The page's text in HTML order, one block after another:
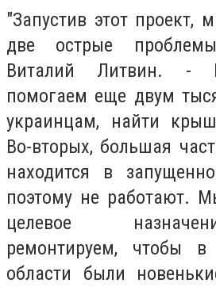
"Запустив этот проект,
две острые
Виталий Литвин. -
помогаем еще двум
украинцам, найти
Во-вторых, большая
находится в
поэтому не работают.
целевое
ремонтируем, чтобы
области были